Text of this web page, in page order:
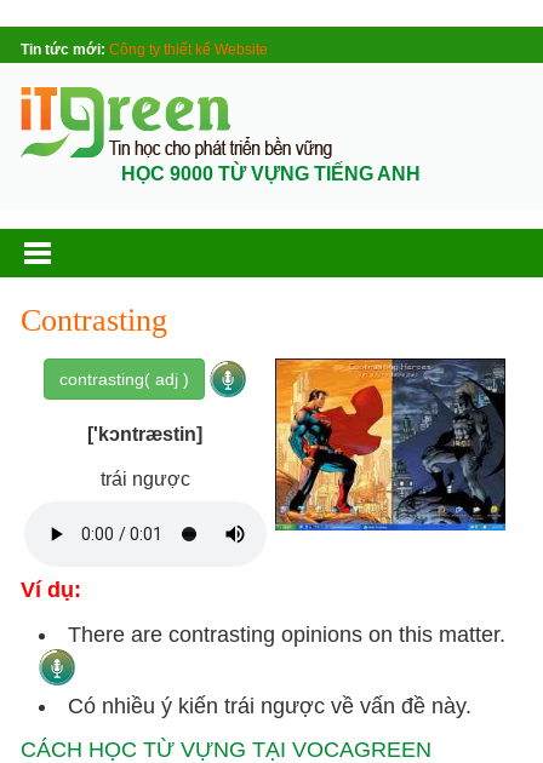
Tin tức mới: Công ty thiết kế Website
HỌC 9000 TỪ VỰNG TIẾNG ANH
Contrasting
contrasting( adj )
['kɔntræstin]
trái ngược
Ví dụ:
There are contrasting opinions on this matter.
Có nhiều ý kiến trái ngược về vấn đề này.
CÁCH HỌC TỪ VỰNG TẠI VOCAGREEN